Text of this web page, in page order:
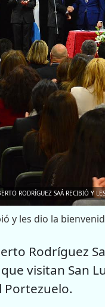
RODRÍGUEZ SAÁ RECIBIÓ Y
y les dio la
Rodríguez
visitan San
Portezuelo.